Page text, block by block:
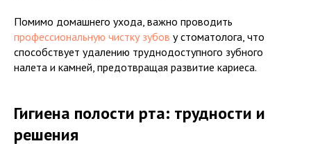
Помимо домашнего ухода, важно проводить
профессиональную чистку зубов у стоматолога, что
способствует удалению труднодоступного зубного
налета и камней, предотвращая развитие кариеса.
Гигиена полости рта: трудности и
решения